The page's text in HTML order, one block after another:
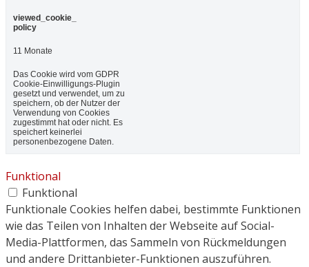
viewed_cookie_
policy
11 Monate
Das Cookie wird vom GDPR
Cookie-Einwilligungs-Plugin
gesetzt und verwendet, um zu
speichern, ob der Nutzer der
Verwendung von Cookies
zugestimmt hat oder nicht. Es
speichert keinerlei
personenbezogene Daten.
Funktional
Funktional
Funktionale Cookies helfen dabei, bestimmte Funktionen
wie das Teilen von Inhalten der Webseite auf Social-
Media-Plattformen, das Sammeln von Rückmeldungen
und andere Drittanbieter-Funktionen auszuführen.